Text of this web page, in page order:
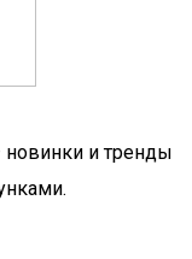
и тренды